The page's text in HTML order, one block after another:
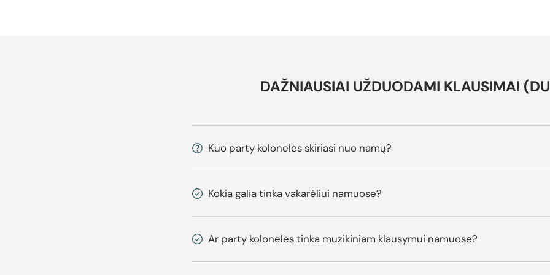
DAŽNIAUSIAI UŽDUODAMI KLAUSIMAI
Kuo party kolonėlės skiriasi nuo namų?
Kokia galia tinka vakarėliui namuose?
Ar party kolonėlės tinka muzikiniam klausymui namuose?